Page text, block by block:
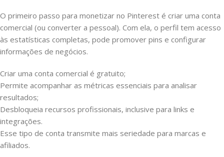
O primeiro passo para monetizar no Pinterest é criar uma conta
comercial (ou converter a pessoal). Com ela, o perfil tem acesso
às estatísticas completas, pode promover pins e configurar
informações de negócios.
Criar uma conta comercial é gratuito;
Permite acompanhar as métricas essenciais para analisar
resultados;
Desbloqueia recursos profissionais, inclusive para links e
integrações.
Esse tipo de conta transmite mais seriedade para marcas e
afiliados.